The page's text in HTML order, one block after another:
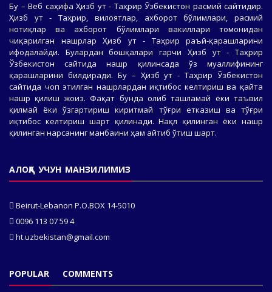
Бу – Веб саҳифа Ҳизб ут - Таҳрир Ўзбекистон расмий сайтидир.
Ҳизб ут - Таҳрир, вилоятлар, ахборот бўлимлари, расмий
нотиқлар ва ахборот бўлимлари вакиллари томонидан
чиқарилган нашрлар Ҳизб ут - Таҳрир раъй-қарашларини
ифодалайди. Булардан бошқалари гарчи Ҳизб ут - Таҳрир
Ўзбекистон сайтида нашр қилинсада ўз муаллифининг
қарашларини билдиради. Бу – Ҳизб ут - Таҳрир Ўзбекистон
сайтида чоп этилган нашрлардан иқтибос келтириш ва қайта
нашр қилиш жоиз. Фақат бунда олиб ташламай ёки таъвил
қилмай ёки ўзгартириш киритмай тўғри етказиш ва тўғри
иқтибос келтириш шарт қилинади. Нақл қилинган ёки нашр
қилинган нарсанинг манбаини ҳам айтиб ўтиш шарт.
АЛОҚА УЧУН МАНЗИЛИМИЗ
Beirut-Lebanon P.O.BOX 14-5010
0096 113 07 59 4
ht.uzbekistan@gmail.com
POPULAR COMMENTS